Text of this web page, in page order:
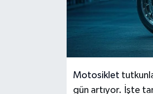
Motosiklet
gün artıyor. İşte